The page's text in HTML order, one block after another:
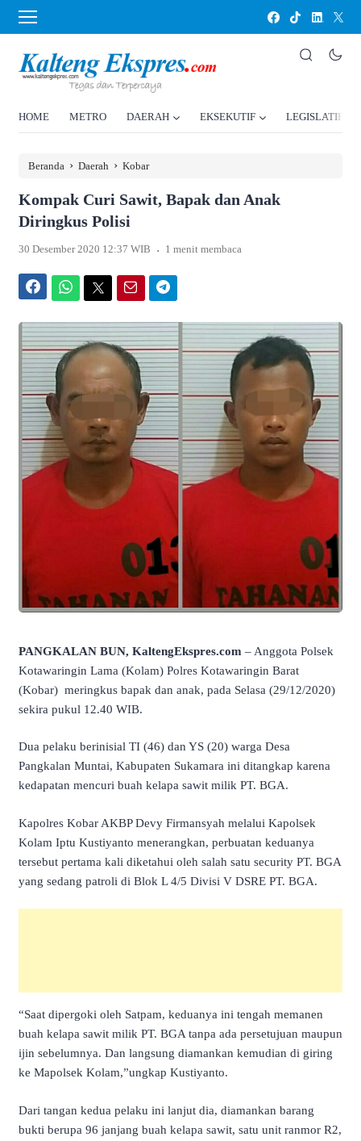
HOME METRO DAERAH EKSEKUTIF LEGISLATIF
Beranda › Daerah › Kobar
Kompak Curi Sawit, Bapak dan Anak
Diringkus Polisi
30 Desember 2020 12:37 WIB . 1 menit membaca
PANGKALAN BUN, KaltengEkspres.com – Anggota Polsek
Kotawaringin Lama (Kolam) Polres Kotawaringin Barat
(Kobar) meringkus bapak dan anak, pada Selasa (29/12/2020)
sekira pukul 12.40 WIB.
Dua pelaku berinisial TI (46) dan YS (20) warga Desa
Pangkalan Muntai, Kabupaten Sukamara ini ditangkap karena
kedapatan mencuri buah kelapa sawit milik PT. BGA.
Kapolres Kobar AKBP Devy Firmansyah melalui Kapolsek
Kolam Iptu Kustiyanto menerangkan, perbuatan keduanya
tersebut pertama kali diketahui oleh salah satu security PT. BGA
yang sedang patroli di Blok L 4/5 Divisi V DSRE PT. BGA.
“Saat dipergoki oleh Satpam, keduanya ini tengah memanen
buah kelapa sawit milik PT. BGA tanpa ada persetujuan maupun
ijin sebelumnya. Dan langsung diamankan kemudian di giring
ke Mapolsek Kolam,”ungkap Kustiyanto.
Dari tangan kedua pelaku ini lanjut dia, diamankan barang
bukti berupa 96 janjang buah kelapa sawit, satu unit ranmor R2,